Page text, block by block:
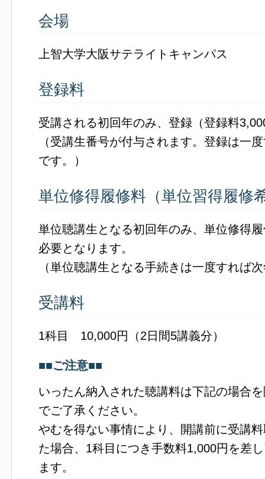
会場
上智大学大阪サテライトキャンパス
登録料
受講される初回年のみ、登録（登録料
（受講生番号が付与されます。登録は一
です。）
単位修得履修料（単位習得履修
単位聴講生となる初回年のみ、単位修得
必要となります。
（単位聴講生となる手続きは一度すれば
受講料
1科目 10,000円（2日間5講義分）
■■ご注意■■
いったん納入された聴講料は下記の場合
でご了承ください。
やむを得ない事情により、開講前に受講
た場合、1科目につき手数料1,000円を差
ます。